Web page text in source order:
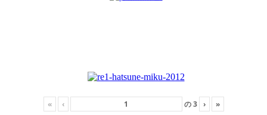
« ‹ の3 › »